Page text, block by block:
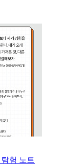
험 노트